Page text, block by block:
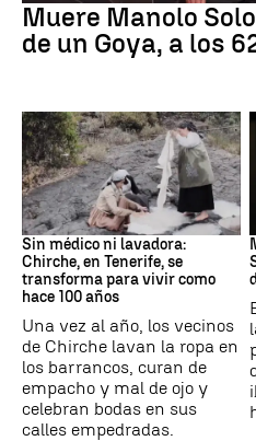
Muere Manolo
de un Goya, a los
Canarias
Sin médico ni lavadora:
Chirche, en Tenerife, se
transforma para vivir como
hace 100 años
Una vez al año, los vecinos
de Chirche lavan la ropa en
los barrancos, curan de
empacho y mal de ojo y
celebran bodas en sus
calles empedradas.